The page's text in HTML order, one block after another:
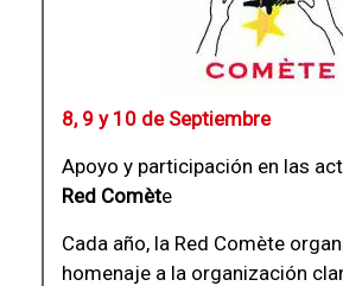
8, 9 y 10 de Septiembre
Apoyo y participación en las
Red Comète
Cada año, la Red Comète
homenaje a la organización